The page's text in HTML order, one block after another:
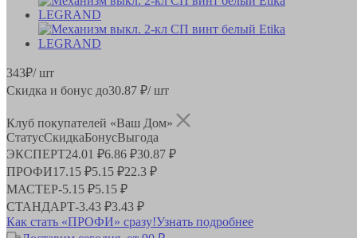
343₽/ шт
Скидка и бонус до30.87 ₽/ шт
Клуб покупателей «Ваш Дом»
СтатусСкидкаБонусВыгода
ЭКСПЕРТ24.01 ₽6.86 ₽30.87 ₽
ПРОФИ17.15 ₽5.15 ₽22.3 ₽
МАСТЕР-5.15 ₽5.15 ₽
СТАНДАРТ-3.43 ₽3.43 ₽
Как стать «ПРОФИ» сразу!Узнать подробнее